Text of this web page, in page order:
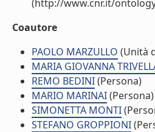
(http://www.cnr.it/
Coautore
PAOLO MARZULLO (Unità
MARIA GIOVANNA
REMO BEDINI(Persona)
MARIO MARINAI(Persona)
SIMONETTA MONTI
STEFANO GROPPIONI